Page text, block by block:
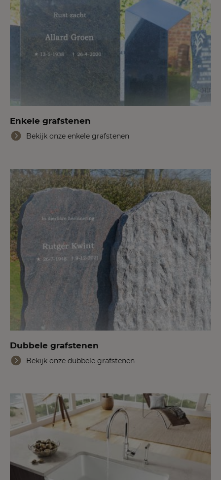
Enkele grafstenen
Bekijk onze enkele grafstenen
Dubbele grafstenen
Bekijk onze dubbele grafstenen